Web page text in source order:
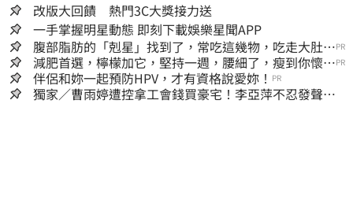
改版大回饋 熱門3C大獎接力送
一手掌握明星動態 即刻下載娛樂星聞APP
腹部脂肪的「剋星」找到了，常吃這幾物，吃走大肚
囊，瘦出小蠻腰
PR
減肥首選，檸檬加它，堅持一週，腰細了，瘦到你懷疑
人生
PR
伴侶和妳一起預防HPV，才有資格說愛妳！ PR
獨家／曹雨婷遭控拿工會錢買豪宅！李亞萍不忍發聲：